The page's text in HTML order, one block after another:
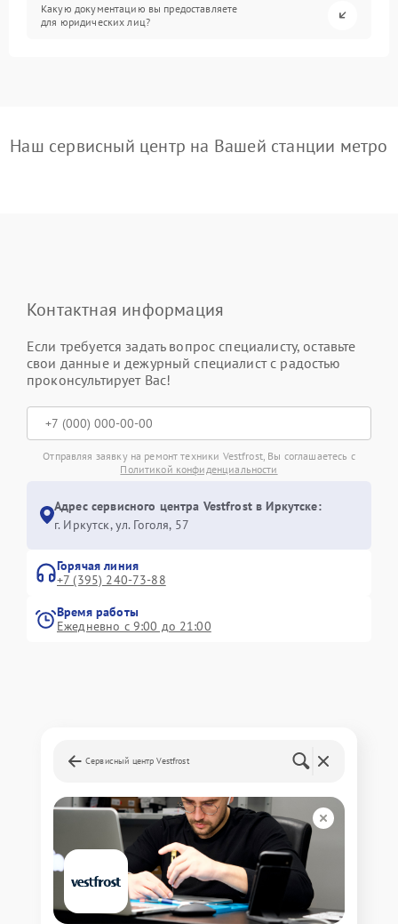
Какую документацию вы предоставляете
для юридических лиц?
Наш сервисный центр на Вашей станции метро
Контактная информация
Если требуется задать вопрос специалисту, оставьте
свои данные и дежурный специалист с радостью
проконсультирует Вас!
Отправляя заявку на ремонт техники Vestfrost, Вы соглашаетесь с
Политикой конфиденциальности
Адрес сервисного центра Vestfrost в Иркутске:
г. Иркутск, ул. ​Гоголя, 57
Горячая линия
+7 (395) 240-73-88
Время работы
Ежедневно с 9:00 до 21:00
Сервисный центр Vestfrost